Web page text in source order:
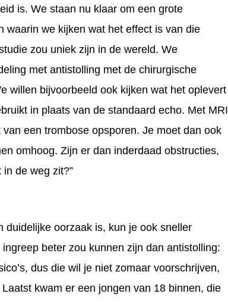
is. We staan nu klaar om een grote
waarin we kijken wat het effect is van die
zou uniek zijn in de wereld. We
met antistolling met de chirurgische
willen bijvoorbeeld ook kijken wat het oplevert
in plaats van de standaard echo. Met MRI
een trombose opsporen. Je moet dan ook
omhoog. Zijn er dan inderdaad obstructies,
de weg zit?”
duidelijke oorzaak is, kun je ook sneller
beter zou kunnen zijn dan antistolling:
dus die wil je niet zomaar voorschrijven,
kwam er een jongen van 18 binnen, die